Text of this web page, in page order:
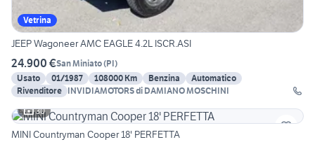
Vetrina
JEEP Wagoneer AMC EAGLE 4.2L ISCR.ASI
24.900 €San Miniato(PI)
Usato
01/1987 108000 Km Benzina
Automatico
Rivenditore INVIDIAMOTORS di DAMIANO MOSCHINI
30
MINI Countryman Cooper 18' PERFETTA